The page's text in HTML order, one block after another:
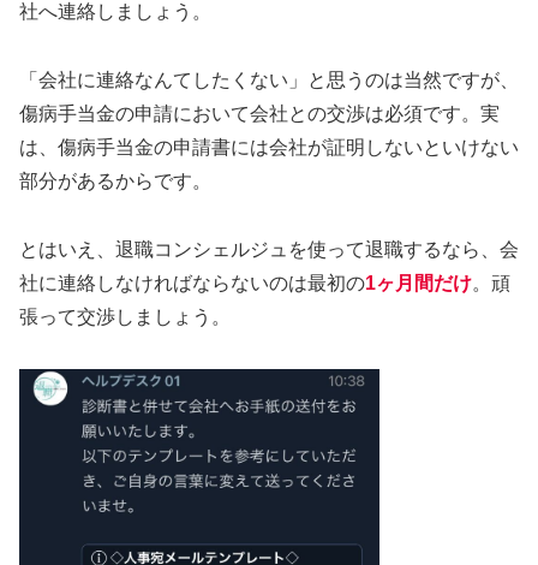
社へ連絡しましょう。
「会社に連絡なんてしたくない」と思うのは当然ですが、
傷病手当金の申請において会社との交渉は必須です。実
は、傷病手当金の申請書には会社が証明しないといけない
部分があるからです。
とはいえ、退職コンシェルジュを使って退職するなら、会
社に連絡しなければならないのは最初の1ヶ月間だけ。頑
張って交渉しましょう。